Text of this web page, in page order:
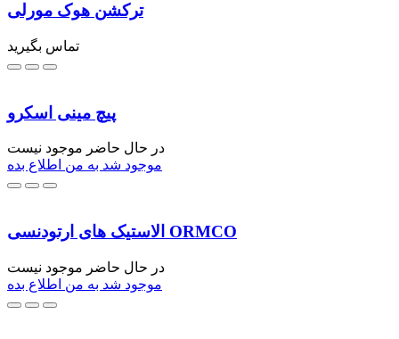
ترکشن هوک مورلی
تماس بگیرید
پیچ مینی اسکرو
در حال حاضر موجود نیست
موجود شد به من اطلاع بده
الاستیک های ارتودنسی ORMCO
در حال حاضر موجود نیست
موجود شد به من اطلاع بده